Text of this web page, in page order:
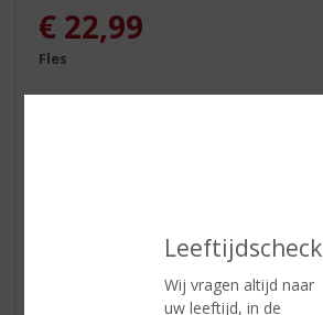
Leeftijdscheck
Wij vragen altijd naar
uw leeftijd, in de
€ 22,99
Fles
ETIKETINFORMATIE
Land van Herkomst
Schotland